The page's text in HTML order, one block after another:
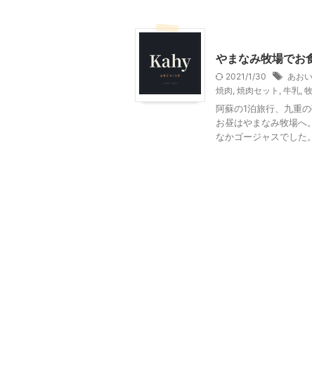
やまなみ牧場でお
2021/1/30 あおい
焼肉 焼肉セット 牛乳
阿蘇の1泊旅行、九重
お昼はやまなみ牧場へ
なかゴージャスでした